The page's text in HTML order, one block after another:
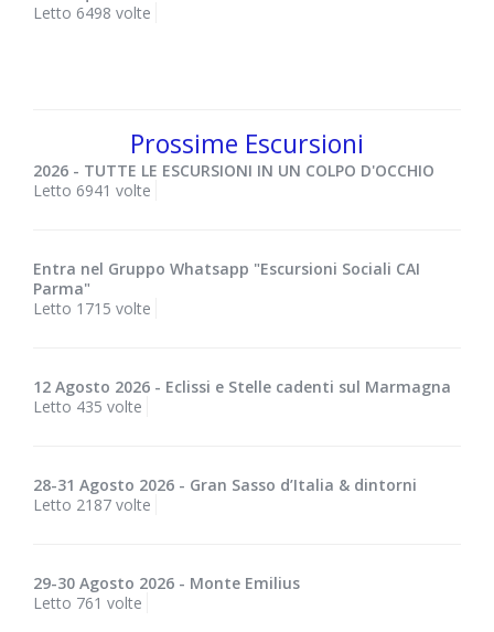
Letto 6498 volte
Prossime Escursioni
2026 - TUTTE LE ESCURSIONI IN UN COLPO D'OCCHIO
Letto 6941 volte
Entra nel Gruppo Whatsapp "Escursioni Sociali CAI
Parma"
Letto 1715 volte
12 Agosto 2026 - Eclissi e Stelle cadenti sul Marmagna
Letto 435 volte
28-31 Agosto 2026 - Gran Sasso d’Italia & dintorni
Letto 2187 volte
29-30 Agosto 2026 - Monte Emilius
Letto 761 volte